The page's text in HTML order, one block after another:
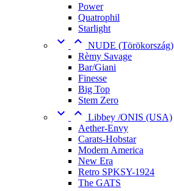
Power
Quatrophil
Starlight
  NUDE (Törökország)
Rèmy Savage
Bar/Giani
Finesse
Big Top
Stem Zero
  Libbey /ONIS (USA)
Aether-Envy
Carats-Hobstar
Modern America
New Era
Retro SPKSY-1924
The GATS